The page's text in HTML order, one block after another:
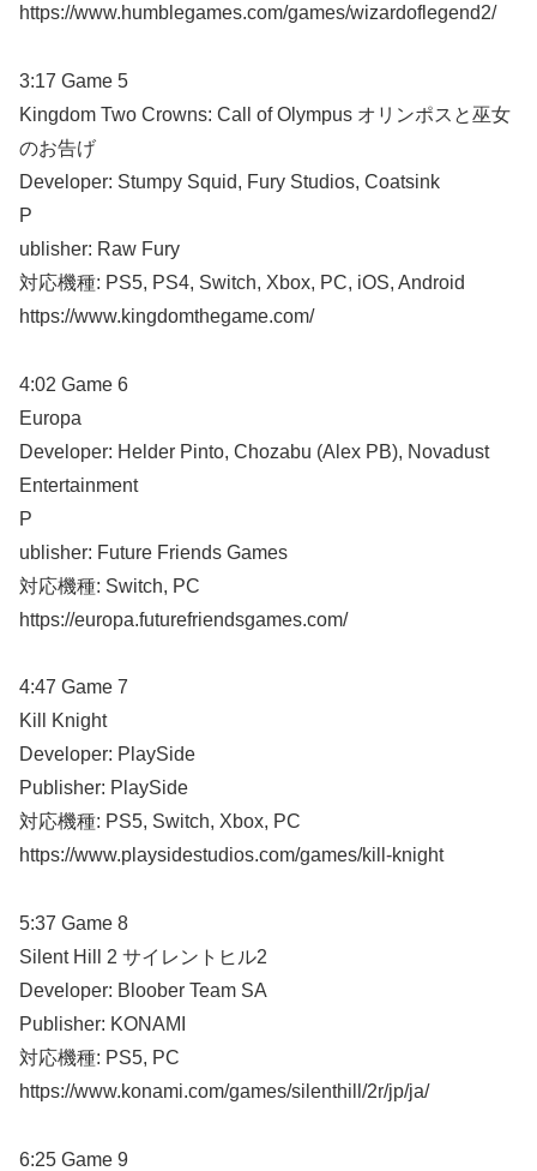
https://www.humblegames.com/games/wizardoflegend2/
3:17 Game 5
Kingdom Two Crowns: Call of Olympus オリンポスと巫女
のお告げ
Developer: Stumpy Squid, Fury Studios, Coatsink
P
ublisher: Raw Fury
対応機種: PS5, PS4, Switch, Xbox, PC, iOS, Android
https://www.kingdomthegame.com/
4:02 Game 6
Europa
Developer: Helder Pinto, Chozabu (Alex PB), Novadust
Entertainment
P
ublisher: Future Friends Games
対応機種: Switch, PC
https://europa.futurefriendsgames.com/
4:47 Game 7
Kill Knight
Developer: PlaySide
Publisher: PlaySide
対応機種: PS5, Switch, Xbox, PC
https://www.playsidestudios.com/games/kill-knight
5:37 Game 8
Silent Hill 2 サイレントヒル2
Developer: Bloober Team SA
Publisher: KONAMI
対応機種: PS5, PC
https://www.konami.com/games/silenthill/2r/jp/ja/
6:25 Game 9